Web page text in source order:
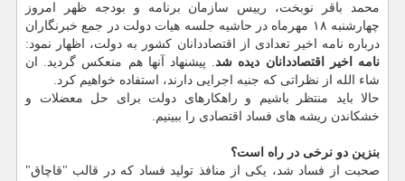
محمد باقر نوبخت، رییس سازمان برنامه و بودجه ظهر امروز
چهارشنبه ۱۸ مهرماه در حاشیه جلسه هیات دولت در جمع خبرنگاران
درباره نامه اخیر تعدادی از اقتصاددانان كشور به دولت، اظهار نمود:
نامه اخیر اقتصاددانان دیده شد. پیشنهاد آنها هم منعكس گردید. ان
شاء الله از نظراتی كه جنبه اجرایی دارند، استفاده خواهیم كرد.
حالا باید منتظر باشیم و راهكارهای دولت برای حل معضلات و
خشكاندن ریشه های فساد اقتصادی را ببینیم.
بنزین دو نرخی در راه است؟
صحبت از فساد شد، یكی از منافذ تولید فساد كه در قالب "قاچاق"